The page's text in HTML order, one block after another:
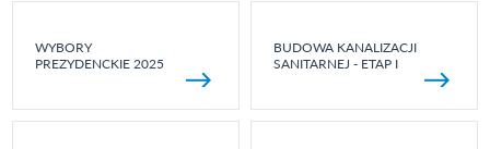
WYBORY
PREZYDENCKIE 2025
BUDOWA KANALIZACJI
SANITARNEJ - ETAP I